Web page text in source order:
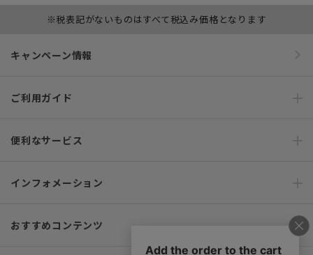
※税表記がないものはすべて税込み価格となります
キャンペーン情報
ご利用ガイド
便利なサービス
インフォメーション
おすすめコンテンツ